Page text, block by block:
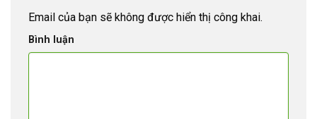
Email của bạn sẽ không được hiển thị công khai.
Bình luận